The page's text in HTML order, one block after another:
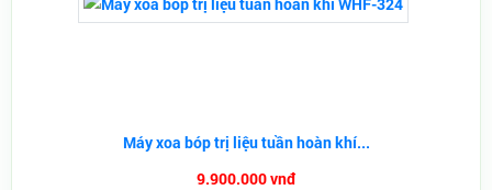
Máy xoa bóp trị liệu tuần hoàn khí...
9.900.000 vnđ